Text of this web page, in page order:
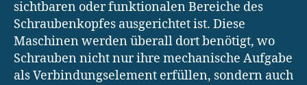
sichtbaren oder funktionalen Bereiche des
Schraubenkopfes ausgerichtet ist. Diese
Maschinen werden überall dort benötigt, wo
Schrauben nicht nur ihre mechanische Aufgabe
als Verbindungselement erfüllen, sondern auch